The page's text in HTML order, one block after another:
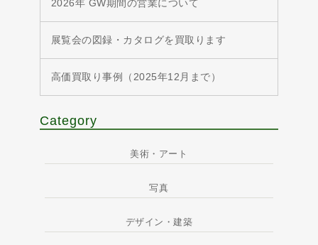
2026年 GW期間の営業について
展覧会の図録・カタログを買取ります
高価買取り事例（2025年12月まで）
Category
美術・アート
写真
デザイン・建築